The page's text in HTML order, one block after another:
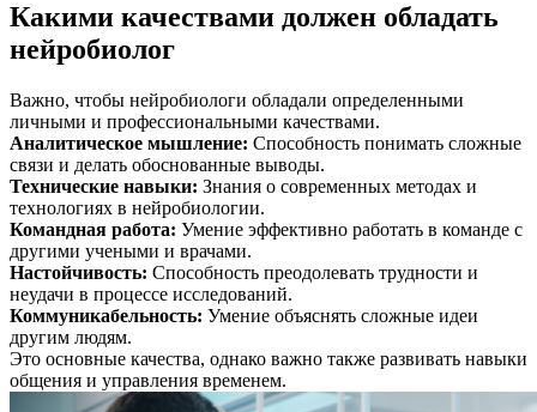
Какими качествами должен обладать
нейробиолог
Важно, чтобы нейробиологи обладали определенными
личными и профессиональными качествами.
Аналитическое мышление: Способность понимать сложные
связи и делать обоснованные выводы.
Технические навыки: Знания о современных методах и
технологиях в нейробиологии.
Командная работа: Умение эффективно работать в команде с
другими учеными и врачами.
Настойчивость: Способность преодолевать трудности и
неудачи в процессе исследований.
Коммуникабельность: Умение объяснять сложные идеи
другим людям.
Это основные качества, однако важно также развивать навыки
общения и управления временем.